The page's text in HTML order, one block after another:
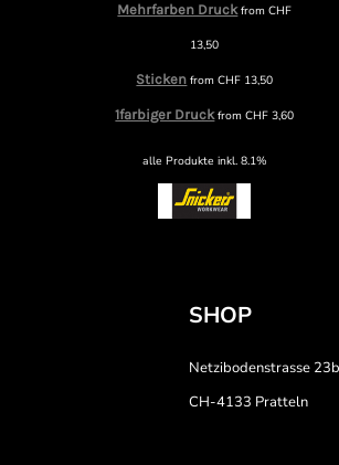
Mehrfarben DruckfromCHF
13,50
Sticken fromCHF 13,50
1farbiger DruckfromCHF 3,60
alle Produkte inkl. 8.1%
SHOP
CH-4133 Pratteln